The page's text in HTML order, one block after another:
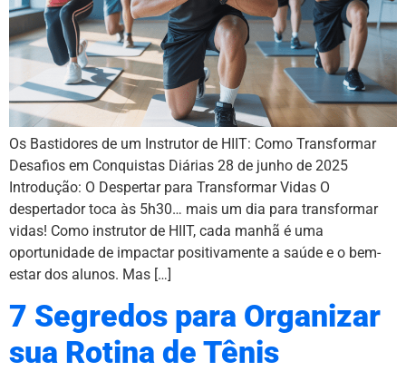
Os Bastidores de um Instrutor de HIIT: Como Transformar
Desafios em Conquistas Diárias 28 de junho de 2025
Introdução: O Despertar para Transformar Vidas O
despertador toca às 5h30… mais um dia para transformar
vidas! Como instrutor de HIIT, cada manhã é uma
oportunidade de impactar positivamente a saúde e o bem-
estar dos alunos. Mas […]
7 Segredos para Organizar
sua Rotina de Tênis